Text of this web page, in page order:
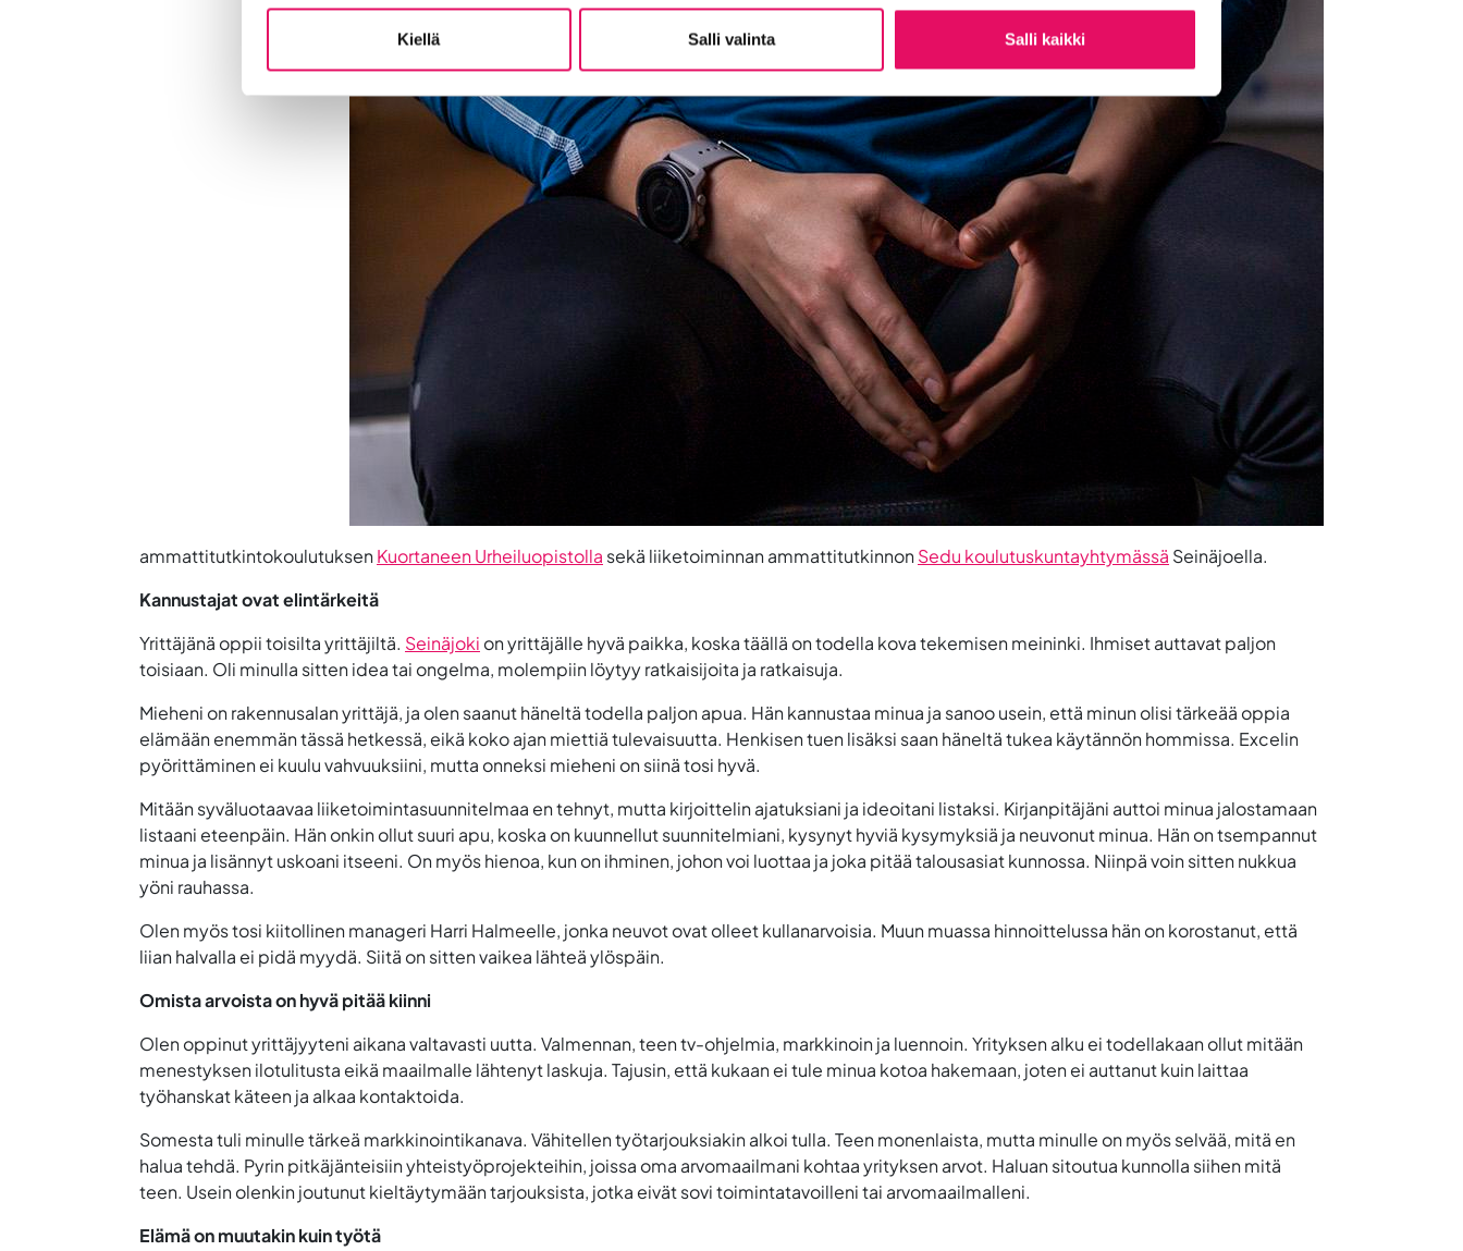
Kiellä Salli valinta Salli kaikki
ammattitutkintokoulutuksenKuortaneen Urheiluopistolla sekä liiketoiminnan ammattitutkinnonSedu koulutuskuntayhtymässä Seinäjoella.
Kannustajat ovat elintärkeitä
Yrittäjänä oppii toisilta yrittäjiltä. Seinäjoki on yrittäjälle hyvä paikka, koska täällä on todella kova tekemisen meininki. Ihmiset auttavat paljon
toisiaan. Oli minulla sitten idea tai ongelma, molempiin löytyy ratkaisijoita ja ratkaisuja.
Mieheni on rakennusalan yrittäjä, ja olen saanut häneltä todella paljon apua. Hän kannustaa minua ja sanoo usein, että minun olisi tärkeää oppia
elämään enemmän tässä hetkessä, eikä koko ajan miettiä tulevaisuutta. Henkisen tuen lisäksi saan häneltä tukea käytännön hommissa. Excelin
pyörittäminen ei kuulu vahvuuksiini, mutta onneksi mieheni on siinä tosi hyvä.
Mitään syväluotaavaa liiketoimintasuunnitelmaa en tehnyt, mutta kirjoittelin ajatuksiani ja ideoitani listaksi. Kirjanpitäjäni auttoi minua jalostamaan
listaani eteenpäin. Hän onkin ollut suuri apu, koska on kuunnellut suunnitelmiani, kysynyt hyviä kysymyksiä ja neuvonut minua. Hän on tsempannut
minua ja lisännyt uskoani itseeni. On myös hienoa, kun on ihminen, johon voi luottaa ja joka pitää talousasiat kunnossa. Niinpä voin sitten nukkua
yöni rauhassa.
Olen myös tosi kiitollinen manageri Harri Halmeelle, jonka neuvot ovat olleet kullanarvoisia. Muun muassa hinnoittelussa hän on korostanut, että
liian halvalla ei pidä myydä. Siitä on sitten vaikea lähteä ylöspäin.
Omista arvoista on hyvä pitää kiinni
Olen oppinut yrittäjyyteni aikana valtavasti uutta. Valmennan, teen tv-ohjelmia, markkinoin ja luennoin. Yrityksen alku ei todellakaan ollut mitään
menestyksen ilotulitusta eikä maailmalle lähtenyt laskuja. Tajusin, että kukaan ei tule minua kotoa hakemaan, joten ei auttanut kuin laittaa
työhanskat käteen ja alkaa kontaktoida.
Somesta tuli minulle tärkeä markkinointikanava. Vähitellen työtarjouksiakin alkoi tulla. Teen monenlaista, mutta minulle on myös selvää, mitä en
halua tehdä. Pyrin pitkäjänteisiin yhteistyöprojekteihin, joissa oma arvomaailmani kohtaa yrityksen arvot. Haluan sitoutua kunnolla siihen mitä
teen. Usein olenkin joutunut kieltäytymään tarjouksista, jotka eivät sovi toimintatavoilleni tai arvomaailmalleni.
Elämä on muutakin kuin työtä